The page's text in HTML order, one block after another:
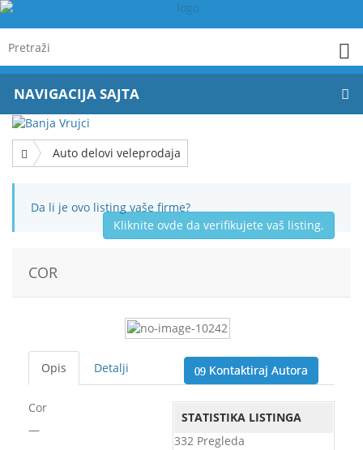
NAVIGACIJA SAJTA
Auto delovi veleprodaja
Da li je ovo listing vaše firme?
Kliknite ovde da verifikujete vaš listing.
COR
Kontaktiraj Autora
Opis Detalji
STATISTIKA LISTINGA
332 Pregleda
Cor
—